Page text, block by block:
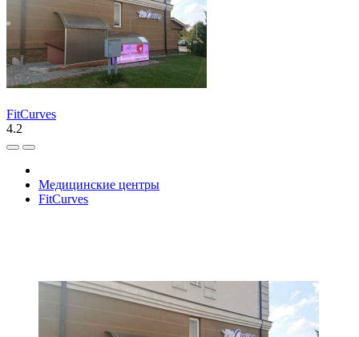
FitCurves
4.2
Медицинские центры
FitCurves